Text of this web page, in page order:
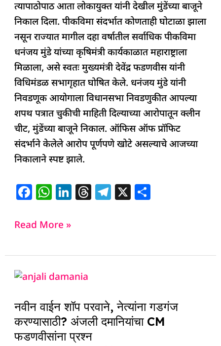
त्यापाठोपाठ आता लोकायुक्त यांनी देखील मुंडेंच्या बाजूने
निकाल दिला. पीकविमा संदर्भात कोणताही घोटाळा झाला
नसून राज्यात मागील दहा वर्षातील सर्वाधिक पीकविमा
धनंजय मुंडे यांच्या कृषिमंत्री कार्यकाळात महाराष्ट्राला
मिळाला, असे स्वतः मुख्यमंत्री देवेंद्र फडणवीस यांनी
विधिमंडळ सभागृहात घोषित केले. धनंजय मुंडे यांनी
निवडणूक आयोगाला विधानसभा निवडणुकीत आपल्या
शपथ पत्रात चुकीची माहिती दिल्याच्या आरोपातून क्लीन
चीट, मुंडेंच्या बाजूने निकाल. ऑफिस ऑफ प्रॉफिट
संदर्भाने केलेले आरोप पूर्णपणे खोटे असल्याचे आजच्या
निकालाने स्पष्ट झाले.
F
c
b
o
o
k
W
at
A
p
p
Li
dI
n
T
d
T
ra
X
Read More »
नवीन वाईन शॉप परवाने, नेत्यांना गडगंज
करण्यासाठी? अंजली दमानियांचा CM
फडणवीसांना प्रश्न
नवीन
शॉप
परवाने,
नेत्यांना